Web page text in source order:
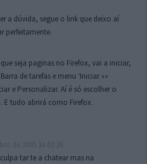
a dúvida, segue o link que deixo aí
perfeitamente.
seja paginas no Firefox, vai a iniciar,
de tarefas e menu ‘Iniciar »»
e Personalizar. Aí é só escolher o
E tudo abrirá como Firefox.
tar te a chatear mas na